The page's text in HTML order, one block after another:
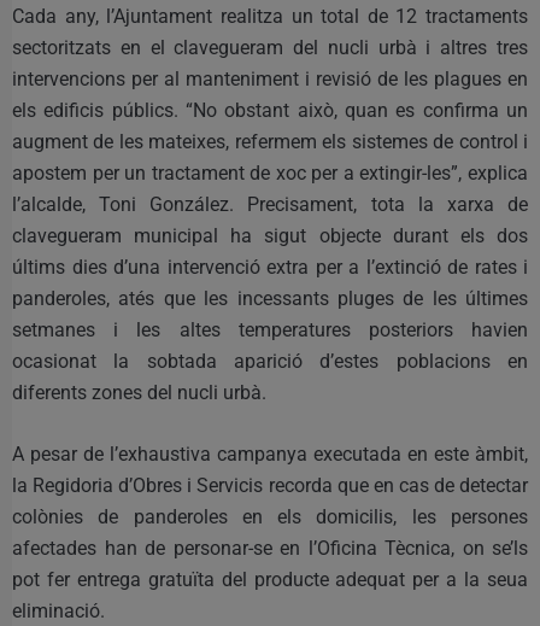
Cada any, l’Ajuntament realitza un total de 12 tractaments
sectoritzats en el clavegueram del nucli urbà i altres tres
intervencions per al manteniment i revisió de les plagues en
els edificis públics. “No obstant això, quan es confirma un
augment de les mateixes, refermem els sistemes de control i
apostem per un tractament de xoc per a extingir-les”, explica
l’alcalde, Toni González. Precisament, tota la xarxa de
clavegueram municipal ha sigut objecte durant els dos
últims dies d’una intervenció extra per a l’extinció de rates i
panderoles, atés que les incessants pluges de les últimes
setmanes i les altes temperatures posteriors havien
ocasionat la sobtada aparició d’estes poblacions en
diferents zones del nucli urbà.
A pesar de l’exhaustiva campanya executada en este àmbit,
la Regidoria d’Obres i Servicis recorda que en cas de detectar
colònies de panderoles en els domicilis, les persones
afectades han de personar-se en l’Oficina Tècnica, on se’ls
pot fer entrega gratuïta del producte adequat per a la seua
eliminació.